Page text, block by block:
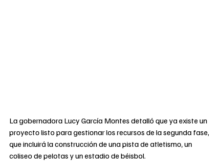
La gobernadora Lucy García Montes detalló que ya existe un
proyecto listo para gestionar los recursos de la segunda fase,
que incluirá la construcción de una pista de atletismo, un
coliseo de pelotas y un estadio de béisbol.